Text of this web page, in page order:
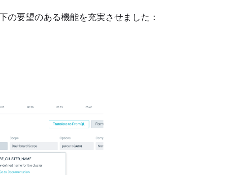
要望のある機能を充実させました：